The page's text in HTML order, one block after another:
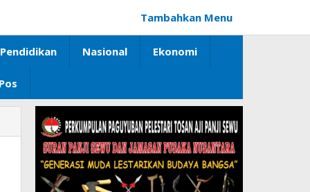
Tambahkan Menu
Pendidikan Nasional Ekonomi